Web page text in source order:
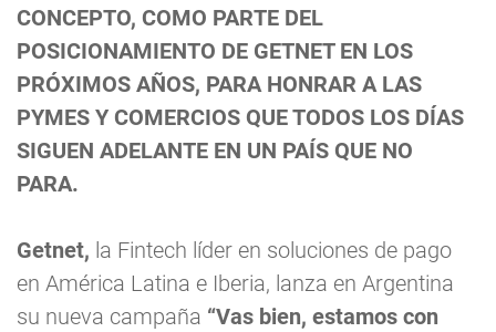
CONCEPTO, COMO PARTE DEL
POSICIONAMIENTO DE GETNET EN LOS
PRÓXIMOS AÑOS, PARA HONRAR A LAS
PYMES Y COMERCIOS QUE TODOS LOS DÍAS
SIGUEN ADELANTE EN UN PAÍS QUE NO
PARA.
Getnet, la Fintech líder en soluciones de pago
en América Latina e Iberia, lanza en Argentina
su nueva campaña “Vas bien, estamos con